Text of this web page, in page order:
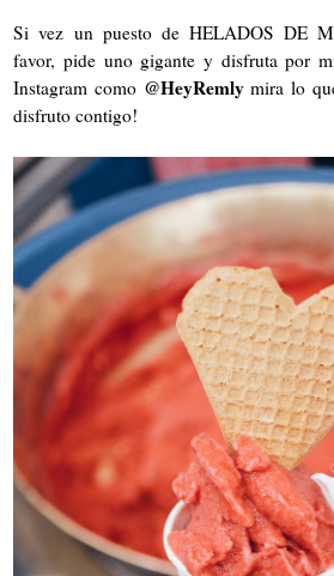
Si vez un puesto de HELADOS DE
favor, pide uno gigante y disfruta por
Instagram como @HeyRemlymira lo
disfruto contigo!